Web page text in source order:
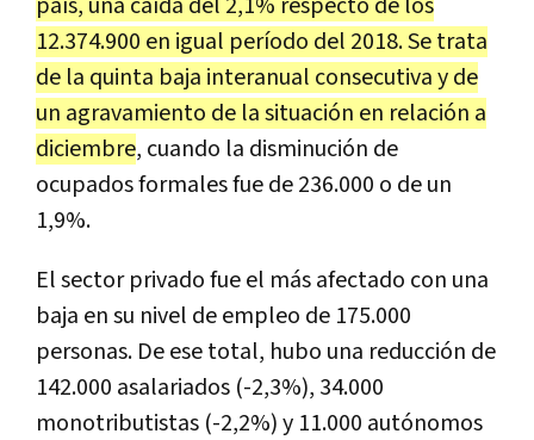
12.374.900 en igual período del 2018. Se trata
de la quinta baja interanual consecutiva y de
un agravamiento de la situación en relación a
diciembre, cuando la disminución de
ocupados formales fue de 236.000 o de un
1,9%.
El sector privado fue el más afectado con una
baja en su nivel de empleo de 175.000
personas. De ese total, hubo una reducción de
142.000 asalariados (-2,3%), 34.000
monotributistas (-2,2%) y 11.000 autónomos